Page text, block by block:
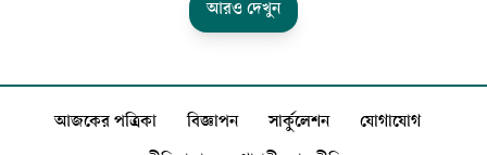
আরও দেখুন
আজকের পত্রিকা বিজ্ঞাপন সার্কুলেশন যোগাযোগ